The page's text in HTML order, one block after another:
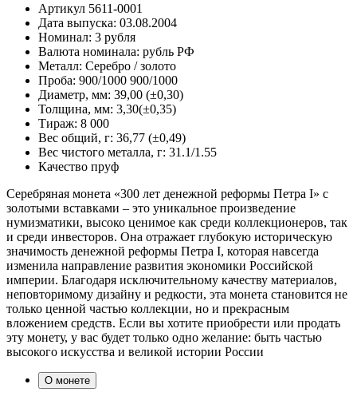
Артикул 5611-0001
Дата выпуска: 03.08.2004
Номинал: 3 рубля
Валюта номинала: рубль РФ
Металл: Серебро / золото
Проба: 900/1000 900/1000
Диаметр, мм: 39,00 (±0,30)
Толщина, мм: 3,30(±0,35)
Тираж: 8 000
Вес общий, г: 36,77 (±0,49)
Вес чистого металла, г: 31.1/1.55
Качество пруф
Серебряная монета «300 лет денежной реформы Петра I» с
золотыми вставками – это уникальное произведение
нумизматики, высоко ценимое как среди коллекционеров, так
и среди инвесторов. Она отражает глубокую историческую
значимость денежной реформы Петра I, которая навсегда
изменила направление развития экономики Российской
империи. Благодаря исключительному качеству материалов,
неповторимому дизайну и редкости, эта монета становится не
только ценной частью коллекции, но и прекрасным
вложением средств. Если вы хотите приобрести или продать
эту монету, у вас будет только одно желание: быть частью
высокого искусства и великой истории России
О монете